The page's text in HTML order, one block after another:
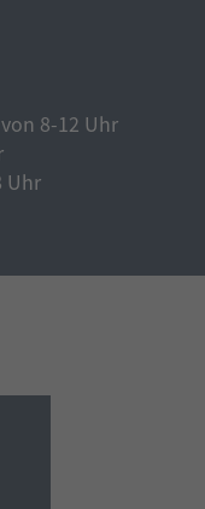
8-12 Uhr
Uhr